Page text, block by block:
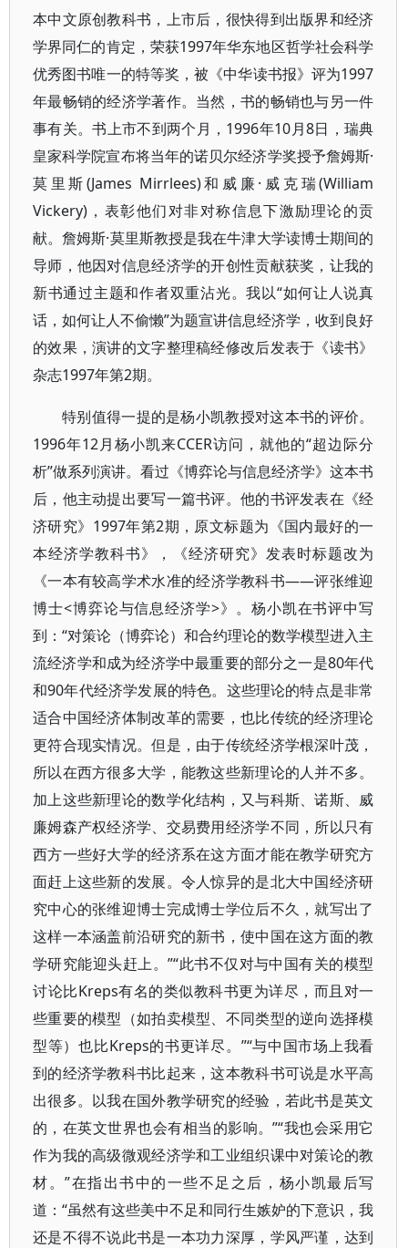
本中文原创教科书，上市后，很快得到出版界和经济
学界同仁的肯定，荣获1997年华东地区哲学社会科学
优秀图书唯一的特等奖，被《中华读书报》评为1997
年最畅销的经济学著作。当然，书的畅销也与另一件
事有关。书上市不到两个月，1996年10月8日，瑞典
皇家科学院宣布将当年的诺贝尔经济学奖授予詹姆斯·
莫里斯(James Mirrlees)和威廉·威克瑞(William
Vickery)，表彰他们对非对称信息下激励理论的贡
献。詹姆斯·莫里斯教授是我在牛津大学读博士期间的
导师，他因对信息经济学的开创性贡献获奖，让我的
新书通过主题和作者双重沾光。我以“如何让人说真
话，如何让人不偷懒”为题宣讲信息经济学，收到良好
的效果，演讲的文字整理稿经修改后发表于《读书》
杂志1997年第2期。
特别值得一提的是杨小凯教授对这本书的评价。
1996年12月杨小凯来CCER访问，就他的“超边际分
析”做系列演讲。看过《博弈论与信息经济学》这本书
后，他主动提出要写一篇书评。他的书评发表在《经
济研究》1997年第2期，原文标题为《国内最好的一
本经济学教科书》，《经济研究》发表时标题改为
《一本有较高学术水准的经济学教科书——评张维迎
博士<博弈论与信息经济学>》。杨小凯在书评中写
到：“对策论（博弈论）和合约理论的数学模型进入主
流经济学和成为经济学中最重要的部分之一是80年代
和90年代经济学发展的特色。这些理论的特点是非常
适合中国经济体制改革的需要，也比传统的经济理论
更符合现实情况。但是，由于传统经济学根深叶茂，
所以在西方很多大学，能教这些新理论的人并不多。
加上这些新理论的数学化结构，又与科斯、诺斯、威
廉姆森产权经济学、交易费用经济学不同，所以只有
西方一些好大学的经济系在这方面才能在教学研究方
面赶上这些新的发展。令人惊异的是北大中国经济研
究中心的张维迎博士完成博士学位后不久，就写出了
这样一本涵盖前沿研究的新书，使中国在这方面的教
学研究能迎头赶上。”“此书不仅对与中国有关的模型
讨论比Kreps有名的类似教科书更为详尽，而且对一
些重要的模型（如拍卖模型、不同类型的逆向选择模
型等）也比Kreps的书更详尽。”“与中国市场上我看
到的经济学教科书比起来，这本教科书可说是水平高
出很多。以我在国外教学研究的经验，若此书是英文
的，在英文世界也会有相当的影响。”“我也会采用它
作为我的高级微观经济学和工业组织课中对策论的教
材。”在指出书中的一些不足之后，杨小凯最后写
道：“虽然有这些美中不足和同行生嫉妒的下意识，我
还是不得不说此书是一本功力深厚，学风严谨，达到